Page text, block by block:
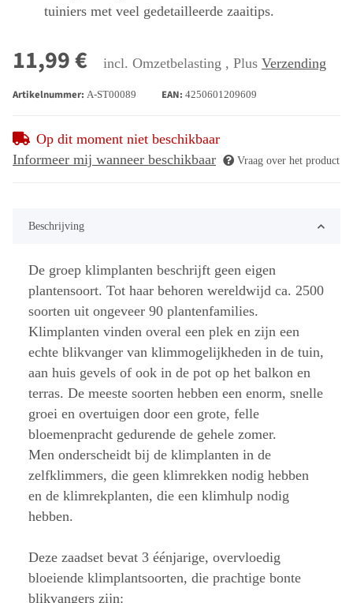
tuiniers met veel gedetailleerde zaaitips.
11,99 € incl. Omzetbelasting , Plus Verzending
Artikelnummer: A-ST00089 EAN: 4250601209609
Op dit moment niet beschikbaar
Informeer mij wanneer beschikbaar
Vraag over het product
Beschrijving
De groep klimplanten beschrijft geen eigen
plantensoort. Tot haar behoren wereldwijd ca. 2500
soorten uit ongeveer 90 plantenfamilies.
Klimplanten vinden overal een plek en zijn een
echte blikvanger van klimmogelijkheden in de tuin,
aan huis gevels of ook in de pot op het balkon en
terras. De meeste soorten hebben een enorm, snelle
groei en overtuigen door een grote, felle
bloemenpracht gedurende de gehele zomer.
Men onderscheidt bij de klimplanten in de
zelfklimmers, die geen klimrekken nodig hebben
en de klimrekplanten, die een klimhulp nodig
hebben.
Deze zaadset bevat 3 éénjarige, overvloedig
bloeiende klimplantsoorten, die prachtige bonte
blikvangers zijn: